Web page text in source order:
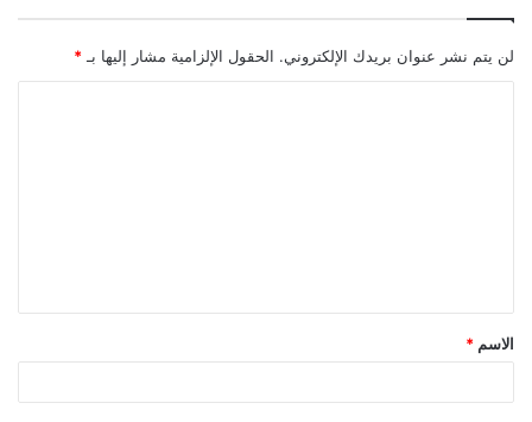
لن يتم نشر عنوان بريدك الإلكتروني. الحقول الإلزامية مشار إليها بـ *
ق
*
الاسم *